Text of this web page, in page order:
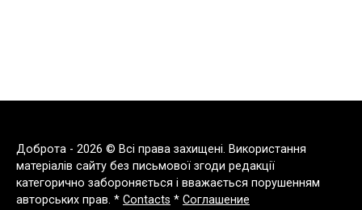
Доброта - 2026 © Всі права захищені. Використання
матеріалів сайту без письмової згоди редакції
категорично забороняється і вважається порушенням
авторських прав. * Contacts * Соглашение